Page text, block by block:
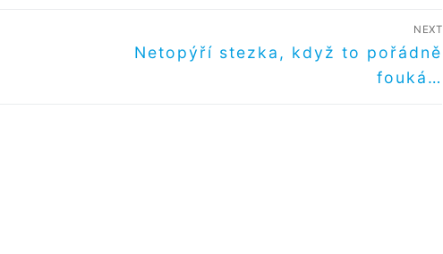
NEXT
Další
Netopýří stezka, když to pořádně
fouká…